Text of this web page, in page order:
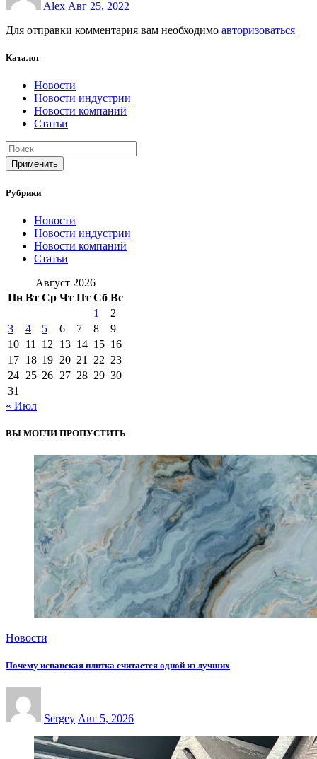
Alex Авг 25, 2022
Для отправки комментария вам необходимо авторизоваться
Каталог
Новости
Новости индустрии
Новости компаний
Статьи
Применить
Рубрики
Новости
Новости индустрии
Новости компаний
Статьи
Август 2026
Пн Вт Ср Чт Пт Сб Вс
1
2
3
4 5 6 7 8
9
10 11 12 13 14 15 16
17 18 19 20 21 22 23
24 25 26 27 28 29 30
31
« Июл
ВЫ МОГЛИ ПРОПУСТИТЬ
Новости
Почему испанская плитка считается одной из лучших
Sergey Авг 5, 2026